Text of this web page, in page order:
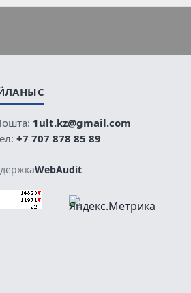
1ult.kz@gmail.com
+7 707 878 85 89
WebAudit